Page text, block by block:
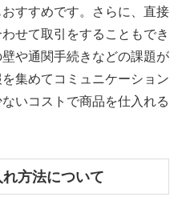
すすめです。さらに、直接
せて取引をすることもでき
や通関手続きなどの課題が
集めてコミュニケーション
いコストで商品を仕入れる
方法について